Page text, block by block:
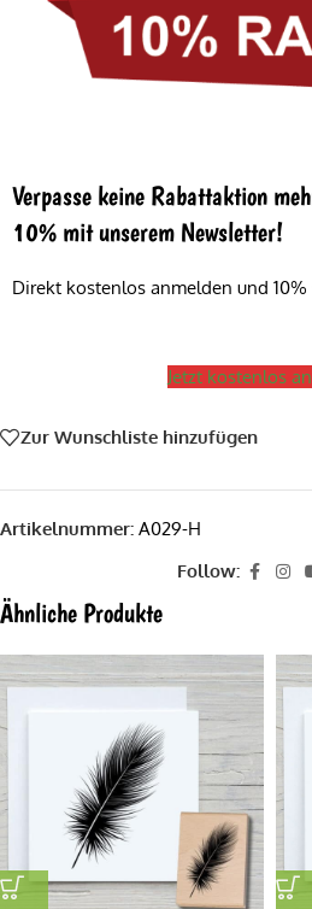
Verpasse keine Rabattaktion
10% mit unserem Newsletter!
Direkt kostenlos anmelden und 10%
Jetzt kostenlos
Zur Wunschliste hinzufügen
Artikelnummer: A029-H
Follow:
Ähnliche Produkte